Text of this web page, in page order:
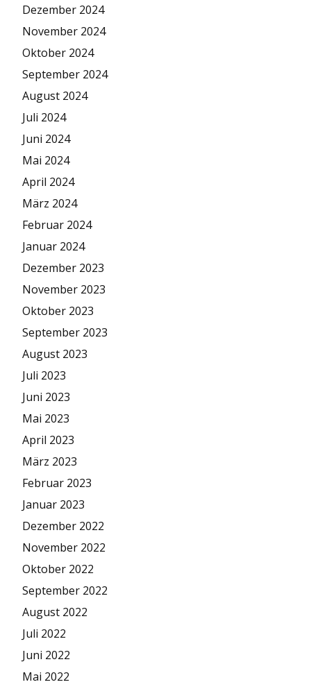
Dezember 2024
November 2024
Oktober 2024
September 2024
August 2024
Juli 2024
Juni 2024
Mai 2024
April 2024
März 2024
Februar 2024
Januar 2024
Dezember 2023
November 2023
Oktober 2023
September 2023
August 2023
Juli 2023
Juni 2023
Mai 2023
April 2023
März 2023
Februar 2023
Januar 2023
Dezember 2022
November 2022
Oktober 2022
September 2022
August 2022
Juli 2022
Juni 2022
Mai 2022